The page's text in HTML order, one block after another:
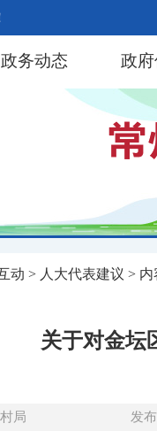
政务动态 政
动 > 人大代表建议 > 内
关于对金坛
局 发